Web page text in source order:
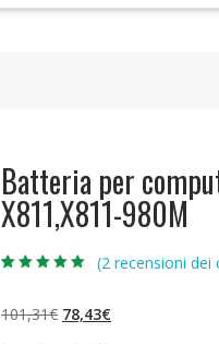
Batteria per
X811,X811-980M
base di
recensioni
(2 recensioni dei
101,31€ Il
78,43€Il